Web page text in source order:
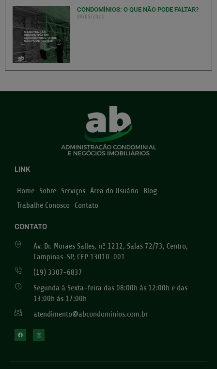
CONDOMÍNIOS: O QUE NÃO PODE FALTAR?
08/05/2024
LINK
Home Sobre Serviços Área do Usuário
Blog
Trabalhe Conosco
Contato
CONTATO
Av. Dr. Moraes Salles, nº 1212, Salas 72/73, Centro,
Campinas-SP, CEP 13010-001
(19) 3307-6837
Segunda à Sexta-feira das 08:00h às 12:00h e das
13:00h às 17:00h
atendimento@abcondominios.com.br